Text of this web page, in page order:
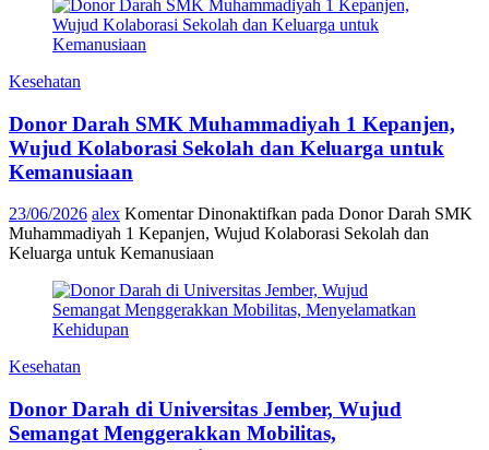
Kesehatan
Donor Darah SMK Muhammadiyah 1 Kepanjen,
Wujud Kolaborasi Sekolah dan Keluarga untuk
Kemanusiaan
23/06/2026 alex Komentar Dinonaktifkan pada Donor Darah SMK
Muhammadiyah 1 Kepanjen, Wujud Kolaborasi Sekolah dan
Keluarga untuk Kemanusiaan
Kesehatan
Donor Darah di Universitas Jember, Wujud
Semangat Menggerakkan Mobilitas,